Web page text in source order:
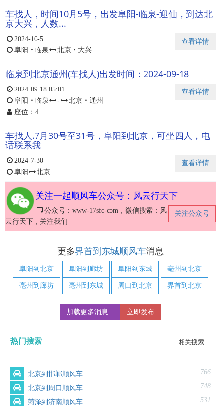
车找人，时间10月5号，出发阜阳-临泉-迎仙，到达北
京大兴，人数...
查看详情
2024-10-5
阜阳 ・ 临泉 北京 ・ 大兴
临泉到北京通州(车找人)出发时间：2024-09-18
查看详情
2024-09-18 05:01
阜阳 ・ 临泉 - 北京・ 通州
座位：4
车找人.7月30号至31号，阜阳到北京，可坐四人，电
话联系我
查看详情
2024-7-30
阜阳
北京
关注一起顺风车公众号：风云行天下
关注公众号
公众号：www-17sfc-com，微信搜索：风
云行天下，关注我们
更多界首到东城顺风车消息
阜阳到北京 阜阳到廊坊 阜阳到东城 亳州到北京
亳州到廊坊 亳州到东城 周口到北京 界首到北京
加载更多消息... 立即发布
热门搜索 相关搜索
北京到邯郸顺风车 766
北京到周口顺风车 748
菏泽到济南顺风车 531